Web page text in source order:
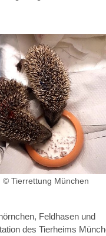
© Tierrettung München
Feldhasen und
des Tierheims